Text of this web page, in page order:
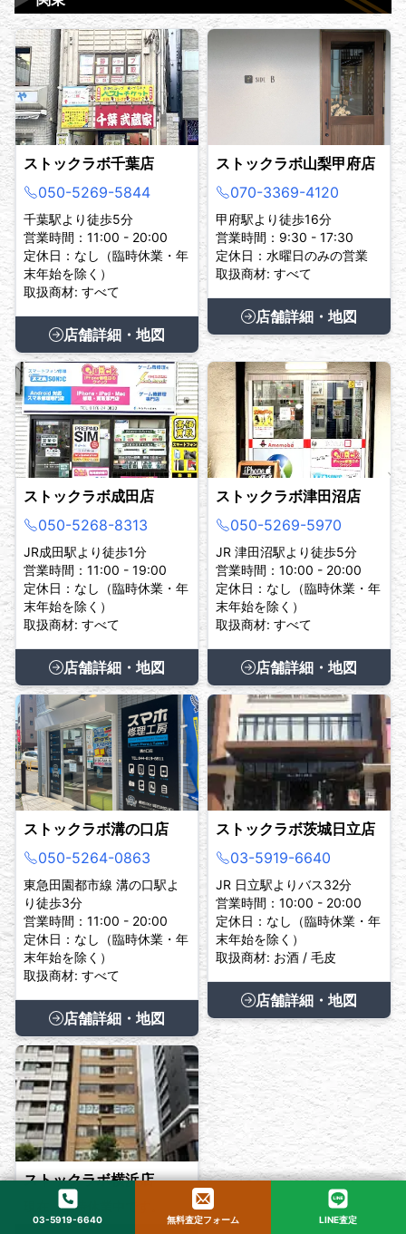
ストックラボ千葉店
050-5269-5844
千葉駅より徒歩5分
営業時間：11:00 - 20:00
定休日：なし（臨時休業・年
末年始を除く）
取扱商材: すべて
店舗詳細・地図
ストックラボ山梨甲府店
070-3369-4120
甲府駅より徒歩16分
営業時間：9:30 - 17:30
定休日：水曜日のみの営業
取扱商材: すべて
店舗詳細・地図
ストックラボ成田店
050-5268-8313
JR成田駅より徒歩1分
営業時間：11:00 - 19:00
定休日：なし（臨時休業・年
末年始を除く）
取扱商材: すべて
店舗詳細・地図
ストックラボ津田沼店
050-5269-5970
JR 津田沼駅より徒歩5分
営業時間：10:00 - 20:00
定休日：なし（臨時休業・年
末年始を除く）
取扱商材: すべて
店舗詳細・地図
ストックラボ溝の口店
050-5264-0863
東急田園都市線 溝の口駅よ
り徒歩3分
営業時間：11:00 - 20:00
定休日：なし（臨時休業・年
末年始を除く）
取扱商材: すべて
店舗詳細・地図
ストックラボ茨城日立店
03-5919-6640
JR 日立駅よりバス32分
営業時間：10:00 - 20:00
定休日：なし（臨時休業・年
末年始を除く）
取扱商材: お酒 / 毛皮
店舗詳細・地図
ストックラボ横浜店
現在、臨時休業中です。
03-5919-6640 無料査定フォーム LINE査定